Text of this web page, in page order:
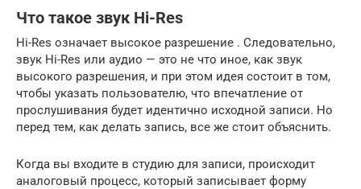
Что такое звук Hi-Res
Hi-Res означает высокое разрешение . Следовательно,
звук Hi-Res или аудио — это не что иное, как звук
высокого разрешения, и при этом идея состоит в том,
чтобы указать пользователю, что впечатление от
прослушивания будет идентично исходной записи. Но
перед тем, как делать запись, все же стоит объяснить.
Когда вы входите в студию для записи, происходит
аналоговый процесс, который записывает форму